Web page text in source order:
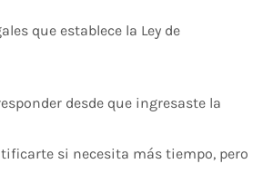
que establece la Ley de
desde que ingresaste la
si necesita más tiempo, pero